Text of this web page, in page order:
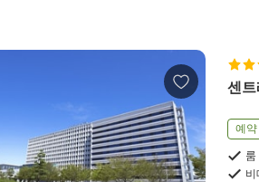
센트
예
룸
비